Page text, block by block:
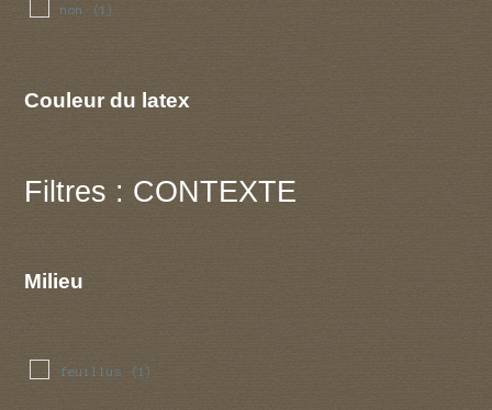
non (1)
Couleur du latex
Filtres : CONTEXTE
Milieu
feuillus (1)